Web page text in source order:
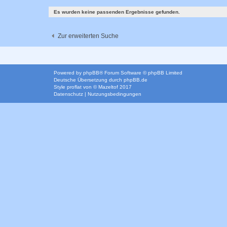
Es wurden keine passenden Ergebnisse gefunden.
Zur erweiterten Suche
Powered by phpBB® Forum Software © phpBB Limited
Deutsche Übersetzung durch phpBB.de
Style proflat von ©Mazeltof 2017
Datenschutz | Nutzungsbedingungen